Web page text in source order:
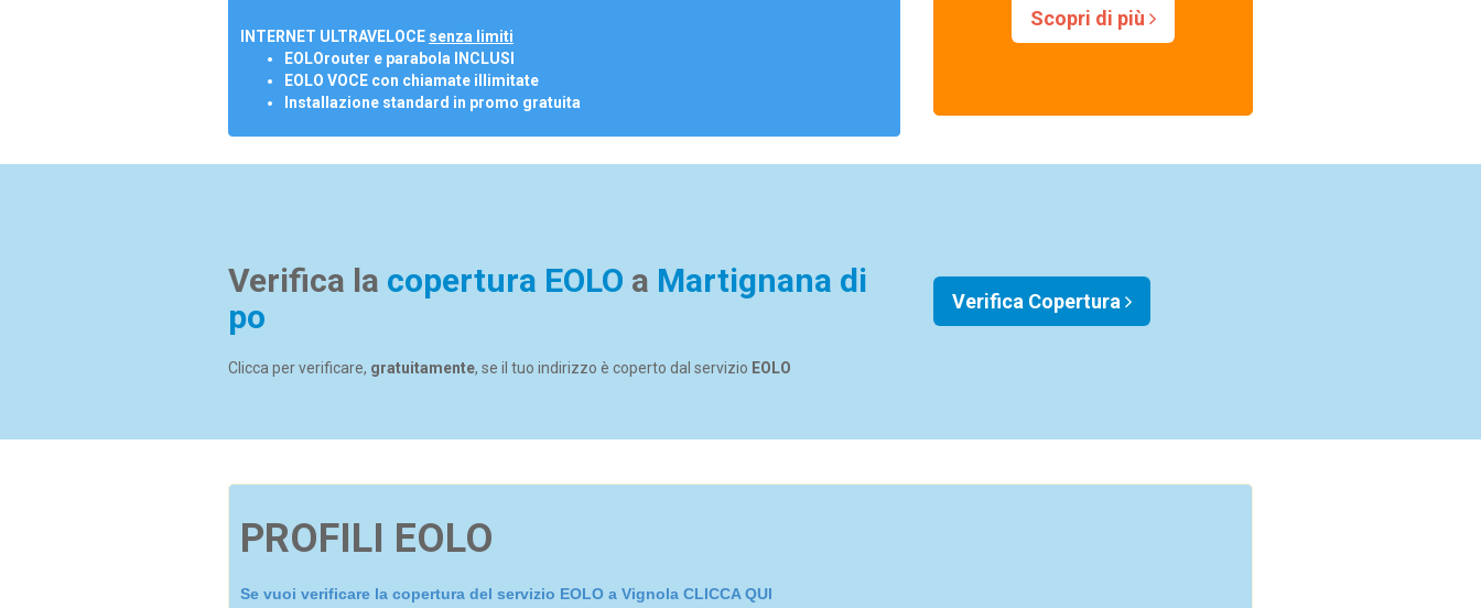
INTERNET ULTRAVELOCE senza limiti
EOLOrouter e parabola INCLUSI
EOLO VOCE con chiamate illimitate
Installazione standard in promo gratuita
Scopri di più
Verifica la copertura EOLO a Martignana di
po
Clicca per verificare, gratuitamente, se il tuo indirizzo è coperto dal servizio EOLO
Verifica Copertura
PROFILI EOLO
Se vuoi verificare la copertura del servizio EOLO a Vignola CLICCA QUI